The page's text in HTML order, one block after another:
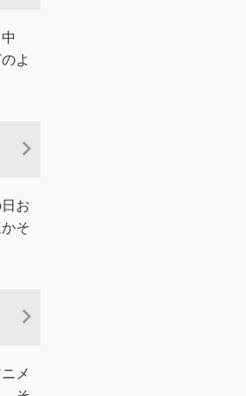
よ
お
そ
メ